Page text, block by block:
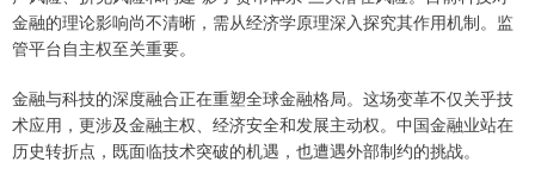
金融的理论影响尚不清晰，需从经济学原理深入探究其作用机制。监
管平台自主权至关重要。
金融与科技的深度融合正在重塑全球金融格局。这场变革不仅关乎技
术应用，更涉及金融主权、经济安全和发展主动权。中国金融业站在
历史转折点，既面临技术突破的机遇，也遭遇外部制约的挑战。